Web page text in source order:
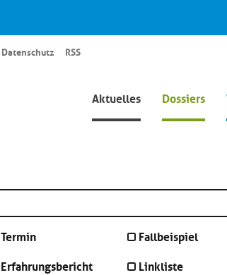
Aktuelles Dossiers
Datenschutz RSS
Termin Fallbeispiel
Erfahrungsbericht Linkliste